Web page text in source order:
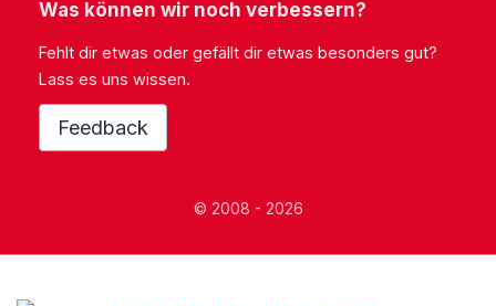
Was können wir noch verbessern?
Fehlt dir etwas oder gefällt dir etwas besonders gut?
Lass es uns wissen.
Feedback
© 2008 - 2026